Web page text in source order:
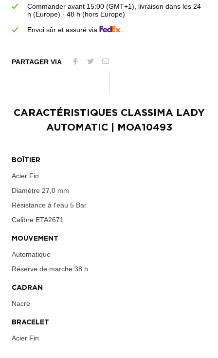
Commander avant 15:00 (GMT+1), livraison dans les 24
h (Europe) - 48 h (hors Europe)
Envoi sûr et assuré via
PARTAGER VIA
CARACTÉRISTIQUES CLASSIMA LADY
AUTOMATIC| MOA10493
BOÎTIER
Acier Fin
Diamètre 27,0 mm
Résistance à l'eau 5 Bar
Calibre ETA2671
MOUVEMENT
Automatique
Réserve de marche 38 h
CADRAN
Nacre
BRACELET
Acier Fin